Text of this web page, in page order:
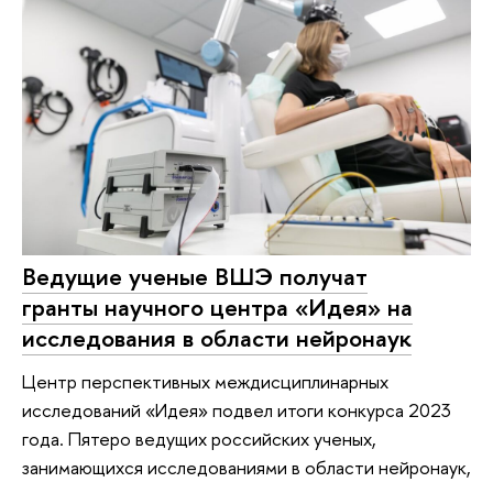
Ведущие ученые ВШЭ получат
гранты научного центра «Идея» на
исследования в области нейронаук
Центр перспективных междисциплинарных
исследований «Идея» подвел итоги конкурса 2023
года. Пятеро ведущих российских ученых,
занимающихся исследованиями в области нейронаук,